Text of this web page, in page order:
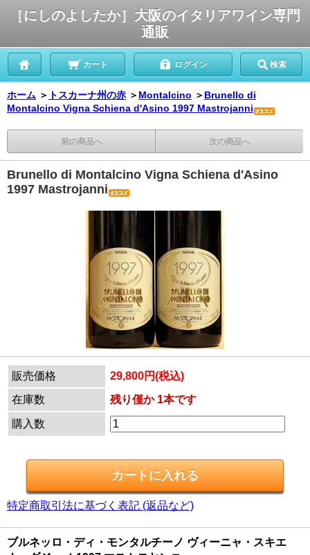
［にしのよしたか］大阪のイタリアワイン専門
通販
カート ログイン 検索
ホーム ＞ トスカーナ州の赤 ＞ Montalcino ＞ Brunello di
Montalcino Vigna Schiena d'Asino 1997 Mastrojanni
前の商品へ 次の商品へ
Brunello di Montalcino Vigna Schiena d'Asino
1997 Mastrojanni
販売価格
29,800円(税込)
在庫数
残り僅か 1本です
購入数
特定商取引法に基づく表記 (返品など)
ブルネッロ・ディ・モンタルチーノ ヴィーニャ・スキエ